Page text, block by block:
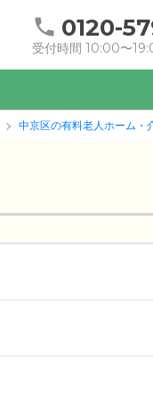
0120-
受付時間 10:00〜
中京区の有料老人ホーム・